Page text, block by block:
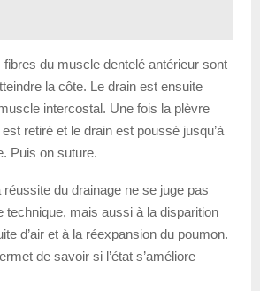
fibres du muscle dentelé antérieur sont
la côte. Le drain est ensuite
intercostal. Une fois la plèvre
retiré et le drain est poussé jusqu’à
Puis on suture.
réussite du drainage ne se juge pas
technique, mais aussi à la disparition
d’air et à la réexpansion du poumon.
de savoir si l’état s’améliore